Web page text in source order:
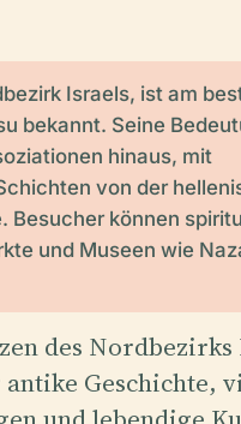
Israels, ist am
bekannt. Seine
hinaus, mit
von der
Besucher können
und Museen wie
des Nordbezirks
Geschichte,